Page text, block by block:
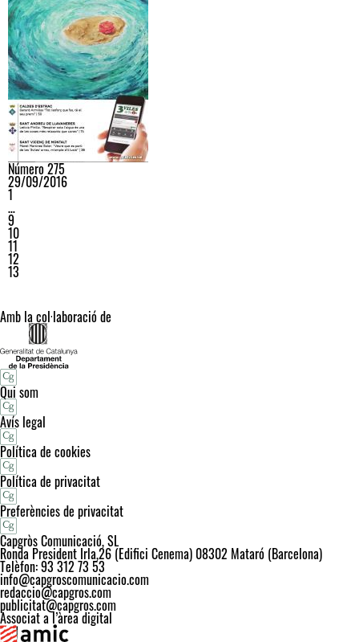
Número 275
29/09/2016
1
…
9
10
11
12
13
Amb la col·laboració de
Qui som
Avís legal
Política de cookies
Política de privacitat
Preferències de privacitat
Capgròs Comunicació, SL
Ronda President Irla,26 (Edifici Cenema) 08302 Mataró (Barcelona)
Telèfon: 93 312 73 53
info@capgroscomunicacio.com
redaccio@capgros.com
publicitat@capgros.com
Associat a l’àrea digital